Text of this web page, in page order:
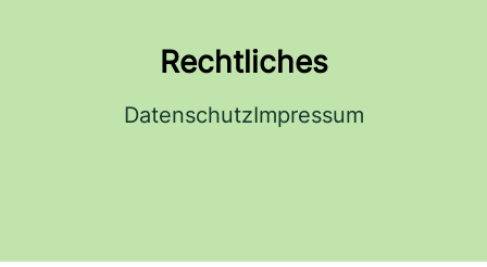
Rechtliches
DatenschutzImpressum